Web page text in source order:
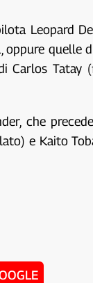
Leopard
quelle
Carlos
che
e Kaito